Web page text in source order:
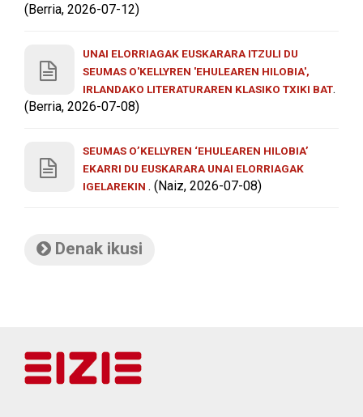
(Berria, 2026-07-12)
UNAI ELORRIAGAK EUSKARARA ITZULI DU
SEUMAS O'KELLYREN 'EHULEAREN HILOBIA',
IRLANDAKO LITERATURAREN KLASIKO TXIKI BAT.
(Berria, 2026-07-08)
SEUMAS O’KELLYREN ‘EHULEAREN HILOBIA’
EKARRI DU EUSKARARA UNAI ELORRIAGAK
IGELAREKIN . (Naiz, 2026-07-08)
Denak ikusi